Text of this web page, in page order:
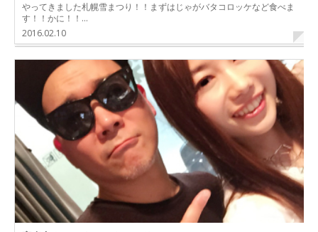
やってきました札幌雪まつり！！まずはじゃがバタコロッケなど食べま
す！！かに！！…
2016.02.10